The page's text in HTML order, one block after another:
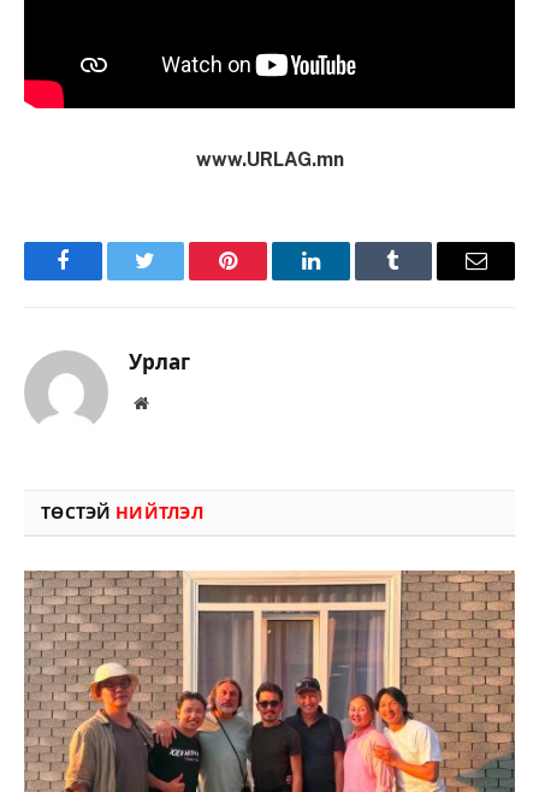
www.URLAG.mn
FacebookTwitter Pinterest LinkedInTumblr Имэйл
Урлаг
Вэбсайт
ТӨСТЭЙ НИЙТЛЭЛ